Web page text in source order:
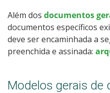
Além dos documentos
documentos específicos
deve ser encaminhada a
preenchida e assinada:
Modelos gerais de